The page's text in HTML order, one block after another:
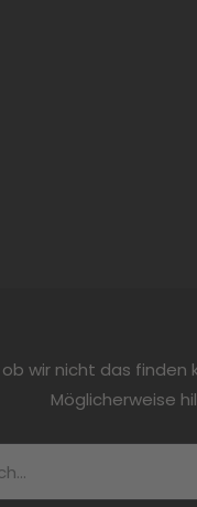
ob wir nicht das
Möglicherweise